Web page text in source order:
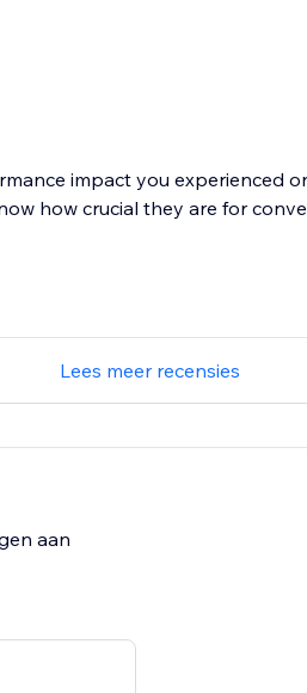
impact you experienced
how crucial they are for
Lees meer recensies
aan